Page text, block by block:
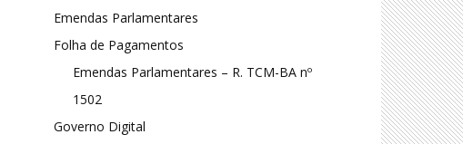
Emendas Parlamentares
Folha de Pagamentos
Emendas Parlamentares – R. TCM-BA nº
1502
Governo Digital